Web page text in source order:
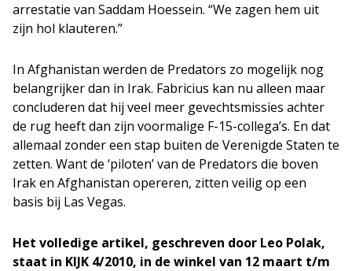
arrestatie van Saddam Hoessein. “We zagen hem uit
zijn hol klauteren.”
In Afghanistan werden de Predators zo mogelijk nog
belangrijker dan in Irak. Fabricius kan nu alleen maar
concluderen dat hij veel meer gevechtsmissies achter
de rug heeft dan zijn voormalige F-15-collega’s. En dat
allemaal zonder een stap buiten de Verenigde Staten te
zetten. Want de ‘piloten’ van de Predators die boven
Irak en Afghanistan opereren, zitten veilig op een
basis bij Las Vegas.
Het volledige artikel, geschreven door Leo Polak,
staat in KIJK 4/2010, in de winkel van 12 maart t/m